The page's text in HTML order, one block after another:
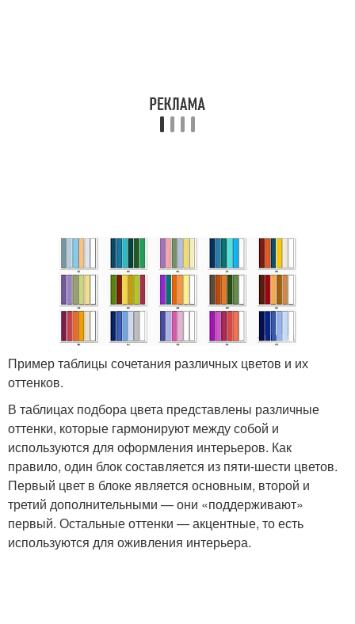
Пример таблицы сочетания различных цветов и их
оттенков.
В таблицах подбора цвета представлены различные
оттенки, которые гармонируют между собой и
используются для оформления интерьеров. Как
правило, один блок составляется из пяти-шести цветов.
Первый цвет в блоке является основным, второй и
третий дополнительными — они «поддерживают»
первый. Остальные оттенки — акцентные, то есть
используются для оживления интерьера.